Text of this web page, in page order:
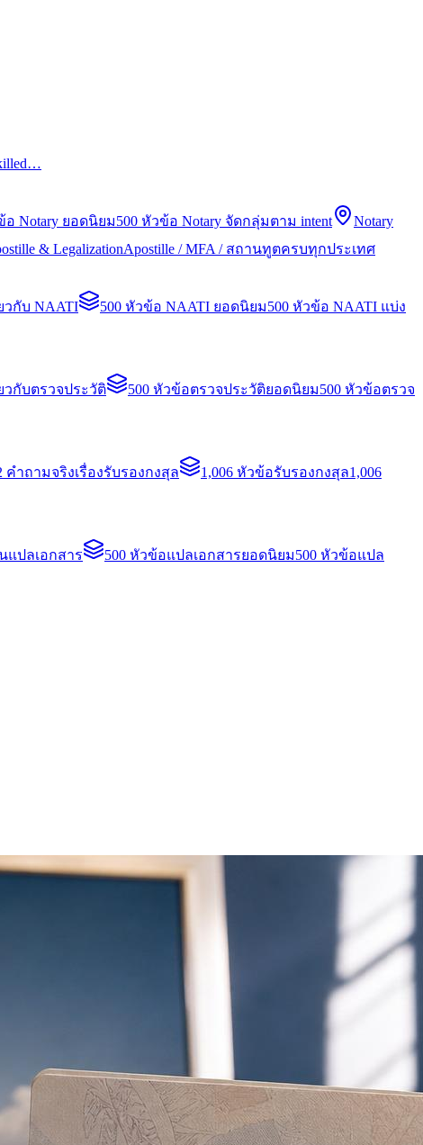
อ Notary ยอดนิยม500 หัวข้อ Notary จัดกลุ่มตาม intent
Notary
& LegalizationApostille / MFA / สถานทูตครบทุกประเทศ
วกับ NAATI 500 หัวข้อ NAATI ยอดนิยม500 หัวข้อ NAATI แบ่ง
วกับตรวจประวัติ 500 หัวข้อตรวจประวัติยอดนิยม500 หัวข้อตรวจ
คำถามจริงเรื่องรับรองกงสุล 1,006 หัวข้อรับรองกงสุล1,006
แปลเอกสาร 500 หัวข้อแปลเอกสารยอดนิยม500 หัวข้อแปล